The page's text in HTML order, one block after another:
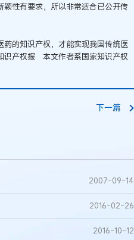
性有要求，所以非常适合已公开传
的知识产权，才能实现我国传统医
识产权报 本文作者系国家知识产权
下一篇
2007-09-14
2016-02-26
2016-10-12